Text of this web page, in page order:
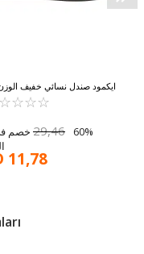
ايكمود صندل نسائي خفيف
رفيع باللون البيج 101 Z
☆
☆
☆
☆ ★
★
★
★
29,46
60%
11,78